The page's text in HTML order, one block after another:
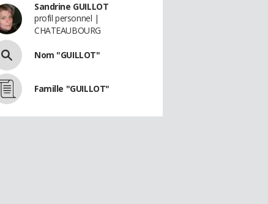
Sandrine GUILLOT
profil personnel |
CHATEAUBOURG
Nom "GUILLOT"
Famille "GUILLOT"